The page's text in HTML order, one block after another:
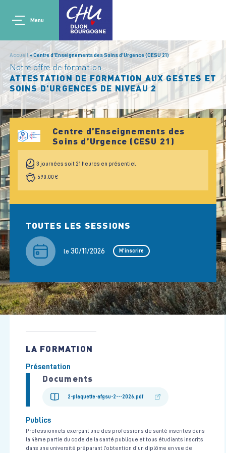
Aller au contenu principal
Main navigation
Menu
Accueil Centre d’Enseignements des Soins d’Urgence (CESU 21)
Notre offre de formation
ATTESTATION DE FORMATION AUX GESTES ET
SOINS D'URGENCES DE NIVEAU 2
Centre d’Enseignements des
Soins d’Urgence (CESU 21)
3 journées soit 21 heures en présentiel
590.00 €
TOUTES LES SESSIONS
le 30/11/2026 M'inscrire
LA FORMATION
Présentation
Documents
2-plaquette-afgsu-2---2026.pdf
Publics
Professionnels exerçant une des professions de santé inscrites dans
la 4ème partie du code de la santé publique et tous étudiants inscrits
dans une université préparant l’obtention d’un diplôme en vue de
Panneau de gestion des cookies